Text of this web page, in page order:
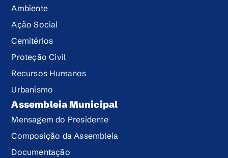
Ambiente
Ação Social
Cemitérios
Proteção Civil
Recursos Humanos
Urbanismo
Assembleia Municipal
Mensagem do Presidente
Composição da Assembleia
Documentação